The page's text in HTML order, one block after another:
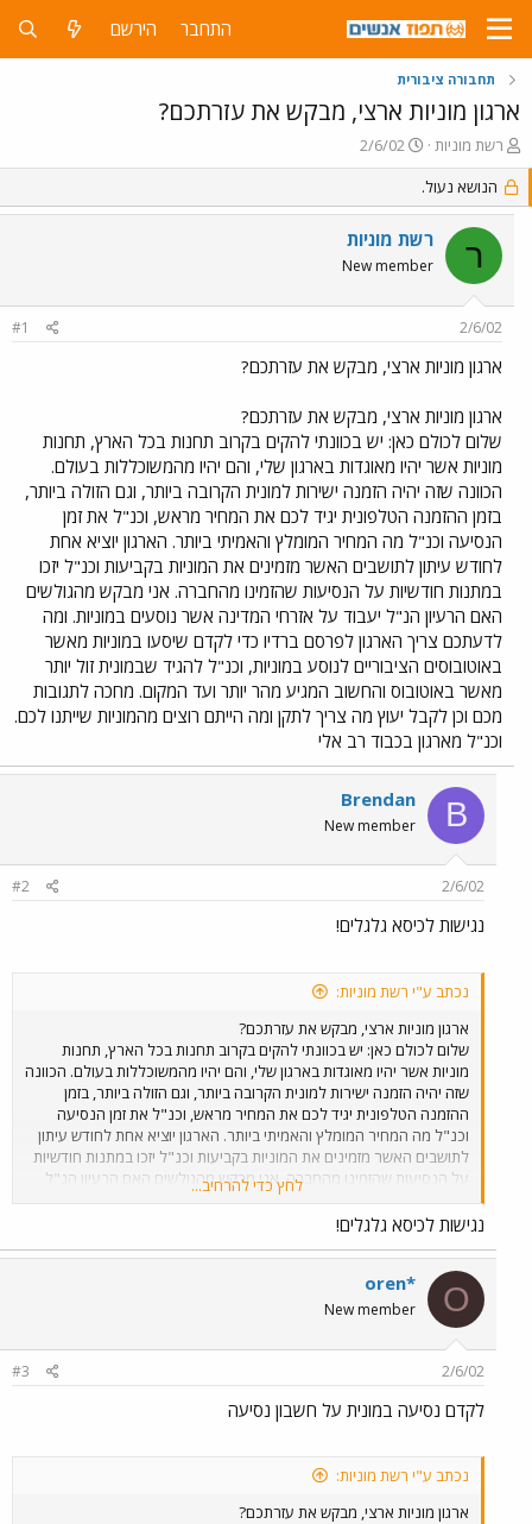
התחבר הירשם
תחבורה ציבורית
ארגון מוניות ארצי, מבקש את עזרתכם?
פ
ו
ת
ח
נ
רשת מוניות
פ
ו
ס
ם
ב
ת
ך
2/6/02
הנושא נעול.
ר רשת מוניות
New member
2/6/02
#1
ארגון מוניות ארצי, מבקש את עזרתכם?
ארגון מוניות ארצי, מבקש את עזרתכם?
שלום לכולם כאן: יש בכוונתי להקים בקרוב תחנות בכל הארץ, תחנות
מוניות אשר יהיו מאוגדות בארגון שלי, והם יהיו מהמשוכללות בעולם.
הכוונה שזה יהיה הזמנה ישירות למונית הקרובה ביותר, וגם הזולה ביותר,
בזמן ההזמנה הטלפונית יגיד לכם את המחיר מראש, וכנ"ל את זמן
הנסיעה וכנ"ל מה המחיר המומלץ והאמיתי ביותר. הארגון יוציא אחת
לחודש עיתון לתושבים האשר מזמינים את המוניות בקביעות וכנ"ל יזכו
במתנות חודשיות על הנסיעות שהזמינו מהחברה. אני מבקש מהגולשים
האם הרעיון הנ"ל יעבוד על אזרחי המדינה אשר נוסעים במוניות. ומה
לדעתכם צריך הארגון לפרסם ברדיו כדי לקדם שיסעו במוניות מאשר
באוטובוסים הציבוריים לנוסע במוניות, וכנ"ל להגיד שבמונית זול יותר
מאשר באוטובוס והחשוב המגיע מהר יותר ועד המקום. מחכה לתגובות
מכם וכן לקבל יעוץ מה צריך לתקן ומה הייתם רוצים מהמוניות שייתנו לכם.
וכנ"ל מארגון בכבוד רב אלי
B
Brendan
New member
2/6/02
#2
נגישות לכיסא גלגלים!
נכתב ע"י רשת מוניות:
ארגון מוניות ארצי, מבקש את עזרתכם?
שלום לכולם כאן: יש בכוונתי להקים בקרוב תחנות בכל הארץ, תחנות
מוניות אשר יהיו מאוגדות בארגון שלי, והם יהיו מהמשוכללות בעולם. הכוונה
שזה יהיה הזמנה ישירות למונית הקרובה ביותר, וגם הזולה ביותר, בזמן
ההזמנה הטלפונית יגיד לכם את המחיר מראש, וכנ"ל את זמן הנסיעה
וכנ"ל מה המחיר המומלץ והאמיתי ביותר. הארגון יוציא אחת לחודש עיתון
לתושבים האשר מזמינים את המוניות בקביעות וכנ"ל יזכו במתנות חודשיות
על הנסיעות שהזמינו מהחברה. אני מבקש מהגולשים האם הרעיון הנ"ל
יעבוד על אזרחי המדינה אשר נוסעים במוניות. ומה לדעתכם צריך הארגון
לפרסם ברדיו כדי לקדם שיסעו במוניות מאשר באוטובוסים הציבוריים
המגיע מהר יותר ועד המקום. מחכה לתגובות מכם וכן לקבל יעוץ מה צריך
לתקן ומה הייתם רוצים מהמוניות שייתנו לכם. וכנ"ל מארגון בכבוד רב אלי
לחץ כדי להרחיב...
נגישות לכיסא גלגלים!
O
oren*
New member
2/6/02
#3
לקדם נסיעה במונית על חשבון נסיעה
נכתב ע"י רשת מוניות:
ארגון מוניות ארצי, מבקש את עזרתכם?